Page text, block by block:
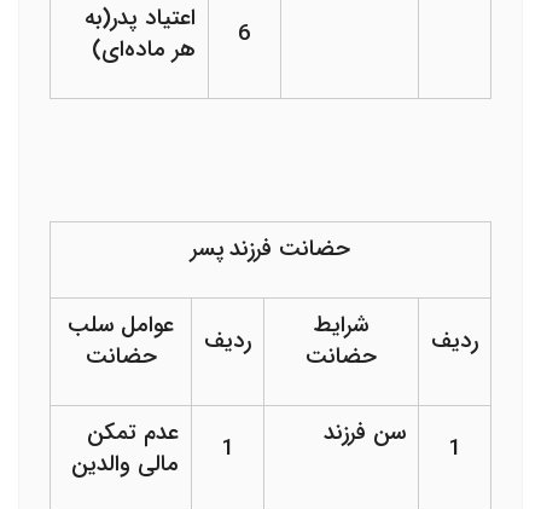
6
اعتیاد پدر(به
هر ماده‌ای)
حضانت فرزندپسر
ردیف
شرایط
حضانت
ردیف
عوامل سلب
حضانت
1 سن فرزند 1
عدم تمکن
مالی والدین